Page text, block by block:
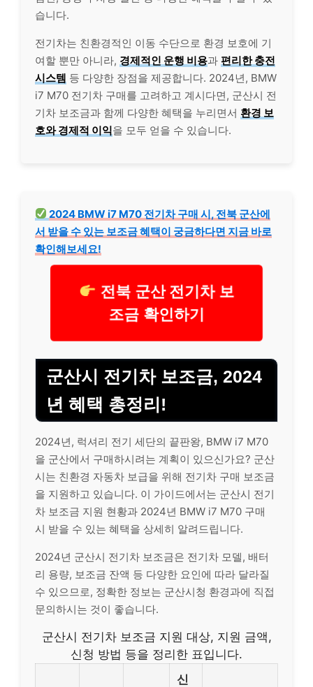
습니다.
전기차는 친환경적인 이동 수단으로 환경 보호에 기
여할 뿐만 아니라, 경제적인 운행 비용과 편리한 충전
시스템 등 다양한 장점을 제공합니다. 2024년, BMW
i7 M70 전기차 구매를 고려하고 계시다면, 군산시 전
기차 보조금과 함께 다양한 혜택을 누리면서 환경 보
호와 경제적 이익을 모두 얻을 수 있습니다.
2024 BMW i7 M70 전기차 구매 시, 전북 군산에
서 받을 수 있는 보조금 혜택이 궁금하다면 지금 바로
확인해보세요!
전북 군산 전기차 보
조금 확인하기
군산시 전기차 보조금, 2024
년 혜택 총정리!
2024년, 럭셔리 전기 세단의 끝판왕, BMW i7 M70
을 군산에서 구매하시려는 계획이 있으신가요? 군산
시는 친환경 자동차 보급을 위해 전기차 구매 보조금
을 지원하고 있습니다. 이 가이드에서는 군산시 전기
차 보조금 지원 현황과 2024년 BMW i7 M70 구매
시 받을 수 있는 혜택을 상세히 알려드립니다.
2024년 군산시 전기차 보조금은 전기차 모델, 배터
리 용량, 보조금 잔액 등 다양한 요인에 따라 달라질
수 있으므로, 정확한 정보는 군산시청 환경과에 직접
문의하시는 것이 좋습니다.
군산시 전기차 보조금 지원 대상, 지원 금액,
신청 방법 등을 정리한 표입니다.
신